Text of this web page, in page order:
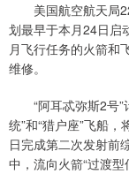
美国航空航天局22
划最早于本月24日启
月飞行任务的火箭和
维修。
“阿耳忒弥斯2号”
统”和“猎户座”飞船
日完成第二次发射前
中，流向火箭“过渡型